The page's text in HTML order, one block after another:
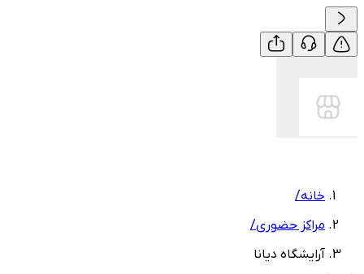
خانه/
مراکز حضوری/
آرایشگاه دیانا